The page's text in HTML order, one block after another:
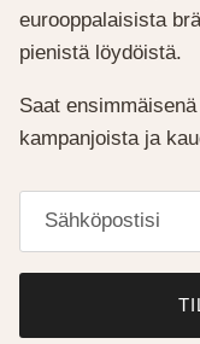
eurooppalaisista
pienistä löydöistä.
Saat
kampanjoista ja